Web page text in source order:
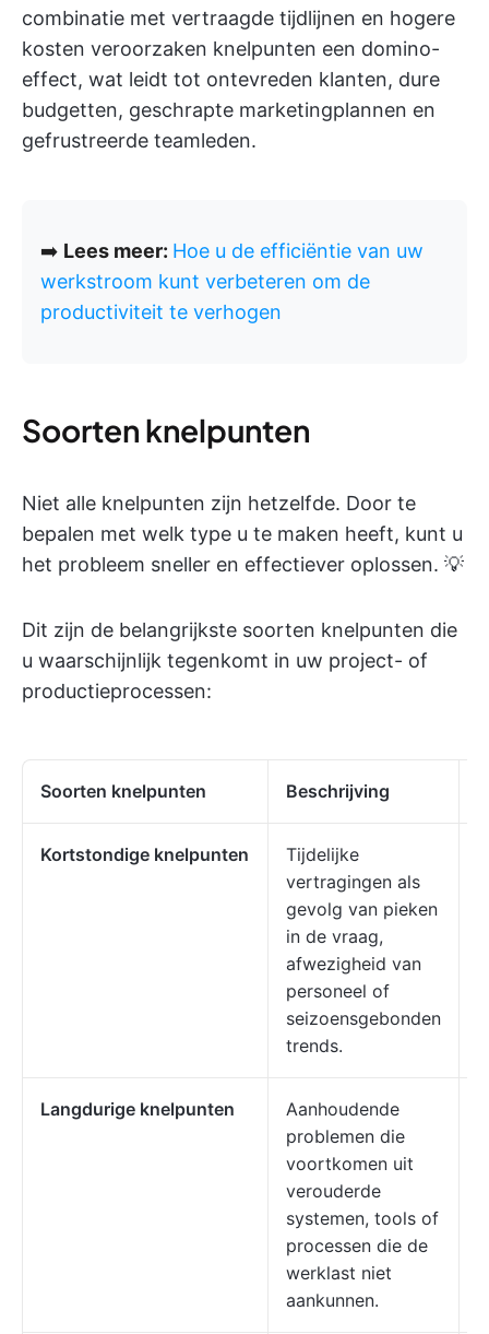
combinatie met vertraagde tijdlijnen en hogere
kosten veroorzaken knelpunten een domino-
effect, wat leidt tot ontevreden klanten, dure
budgetten, geschrapte marketingplannen en
gefrustreerde teamleden.
➡️ Lees meer: Hoe u de efficiëntie van uw
werkstroom kunt verbeteren om de
productiviteit te verhogen
Soorten knelpunten
Niet alle knelpunten zijn hetzelfde. Door te
bepalen met welk type u te maken heeft, kunt u
het probleem sneller en effectiever oplossen. 💡
Dit zijn de belangrijkste soorten knelpunten die
u waarschijnlijk tegenkomt in uw project- of
productieprocessen:
Soorten knelpunten Beschrijving
Kortstondige knelpunten
Tijdelijke
vertragingen als
gevolg van pieken
in de vraag,
afwezigheid van
personeel of
seizoensgebonden
trends.
Langdurige knelpunten
Aanhoudende
problemen die
voortkomen uit
verouderde
systemen, tools of
processen die de
werklast niet
aankunnen.